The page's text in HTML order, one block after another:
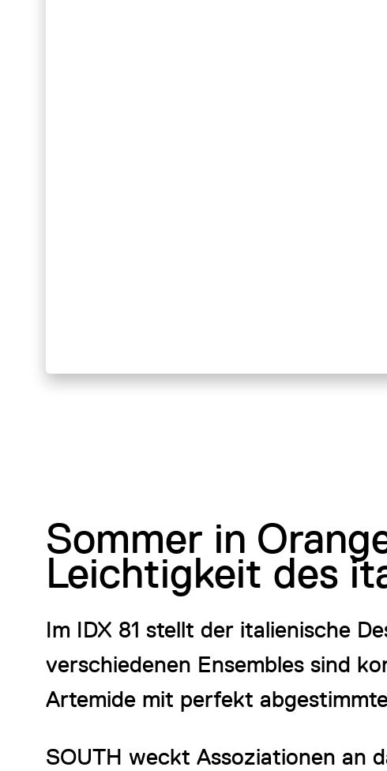
Sommer in
Leichtigkeit des
Im IDX 81 stellt der italienische
verschiedenen Ensembles sind
Artemide mit perfekt
SOUTH weckt Assoziationen an